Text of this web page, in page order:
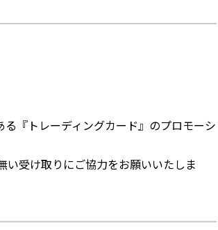
『トレーディングカード』のプロモーシ
受け取りにご協力をお願いいたしま